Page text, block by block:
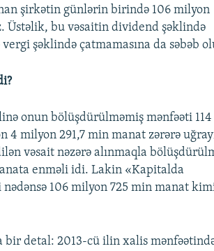
şirkətin günlərin birində 106 milyon
Üstəlik, bu vəsaitin dividend şəklində
şəklində çatmamasına da səbəb
onun bölüşdürülməmiş mənfəəti 114
milyon 291,7 min manat zərərə
vəsait nəzərə alınmaqla
enməli idi. Lakin «Kapitalda
106 milyon 725 min manat
bir detal: 2013-cü ilin xalis